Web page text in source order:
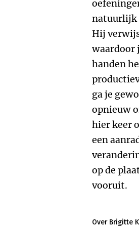
natuurlijk
Hij
waardoor
handen
ga je
opnieuw
hier keer
een
op de
vooruit.
Over Brigitte